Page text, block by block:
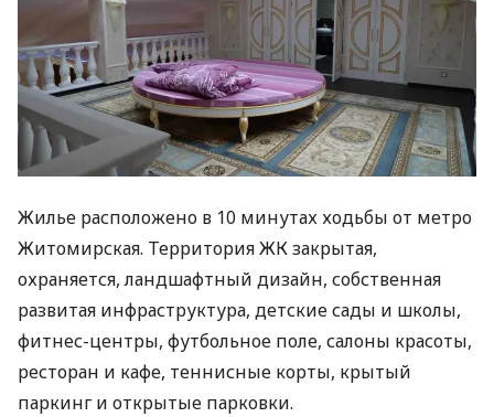
Жилье расположено в 10 минутах ходьбы от метро
Житомирская. Территория ЖК закрытая,
охраняется, ландшафтный дизайн, собственная
развитая инфраструктура, детские сады и школы,
фитнес-центры, футбольное поле, салоны красоты,
ресторан и кафе, теннисные корты, крытый
паркинг и открытые парковки.